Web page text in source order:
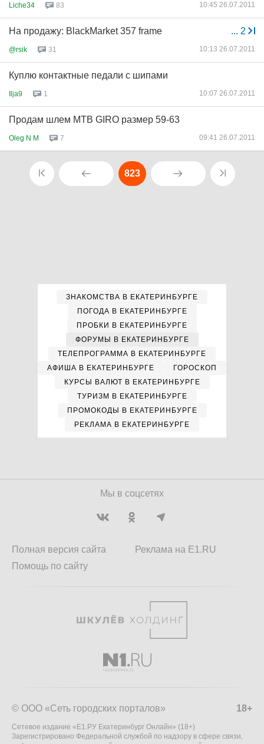
Liche34 83 10:45 26.07.2011
... 2
На продажу: BlackMarket 357 frame
@rsik 31 10:13 26.07.2011
Куплю контактные педали с шипами
Ilja9 1 10:07 26.07.2011
Продам шлем MTB GIRO размер 59-63
Oleg N M 7 09:41 26.07.2011
823
ЗНАКОМСТВА В ЕКАТЕРИНБУРГЕ
ПОГОДА В ЕКАТЕРИНБУРГЕ
ПРОБКИ В ЕКАТЕРИНБУРГЕ
ФОРУМЫ В ЕКАТЕРИНБУРГЕ
ТЕЛЕПРОГРАММА В ЕКАТЕРИНБУРГЕ
АФИША В ЕКАТЕРИНБУРГЕ
ГОРОСКОП
КУРСЫ ВАЛЮТ В ЕКАТЕРИНБУРГЕ
ТУРИЗМ В ЕКАТЕРИНБУРГЕ
ПРОМОКОДЫ В ЕКАТЕРИНБУРГЕ
РЕКЛАМА В ЕКАТЕРИНБУРГЕ
Мы в соцсетях
Полная версия сайта
Помощь по сайту
Реклама на E1.RU
18+
© ООО «Сеть городских порталов»
Сетевое издание «Е1.РУ Екатеринбург Онлайн» (18+)
Зарегистрировано Федеральной службой по надзору в сфере связи,